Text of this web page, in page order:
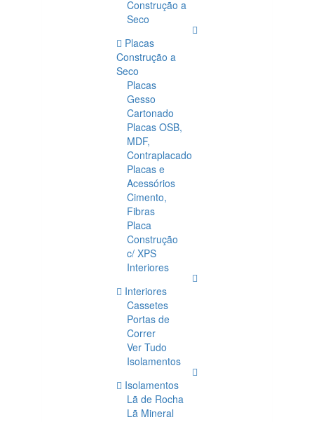
Construção a
Seco
Placas
Construção a
Seco
Placas
Gesso
Cartonado
Placas OSB,
MDF,
Contraplacado
Placas e
Acessórios
Cimento,
Fibras
Placa
Construção
c/ XPS
Interiores
Interiores
Cassetes
Portas de
Correr
Ver Tudo
Isolamentos
Isolamentos
Lã de Rocha
Lã Mineral